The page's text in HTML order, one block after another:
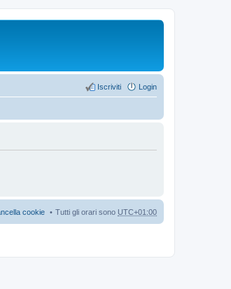
Login
Iscriviti
Tutti gli orari sono UTC+01:00
cookie